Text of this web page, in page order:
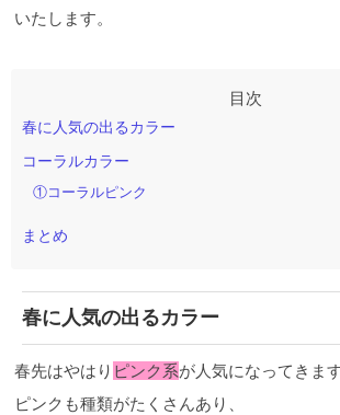
いたします。
春に人気の出るカラー
コーラルカラー
①コーラルピンク
まとめ
春に人気の出るカラー
春先はやはり ピンク系が人気になってきます
ピンクも種類がたくさんあり、